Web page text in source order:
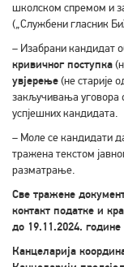
школском спремом и
(„Службени гласник
– Изабрани кандидат
кривичног поступка
увјерење(не старије
закључивања уговора
успјешних кандидата.
– Моле се кандидати
тражена текстом
разматрање.
Све тражене
контакт податке и
до 19.11.2024.
Канцеларија